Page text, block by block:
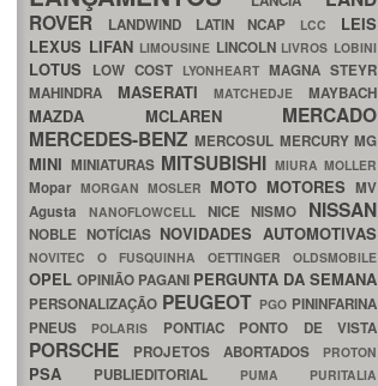
ROVER
LANDWIND LATIN NCAP LCC LEIS
LEXUS LIFAN LIMOUSINE LINCOLN LIVROS LOBINI
LOTUS LOW COST LYONHEART MAGNA STEYR
MAHINDRA MASERATIMATCHEDJEMAYBACH
MAZDA MCLAREN MERCADO
MERCEDES-BENZMERCOSUL MERCURYMG
MINI MINIATURAS MITSUBISHI MIURA MOLLER
Mopar MORGAN MOSLER MOTO MOTORES MV
Agusta NANOFLOWCELL NICENISMO NISSAN
NOBLE NOTÍCIAS NOVIDADES AUTOMOTIVAS
NOVITEC O FUSQUINHA OETTINGER OLDSMOBILE
OPEL OPINIÃO PAGANI PERGUNTA DA SEMANA
PERSONALIZAÇÃO PEUGEOT PGO PININFARINA
PNEUS
POLARIS PONTIAC PONTO DE VISTA
PORSCHE PROJETOS ABORTADOS PROTON
PSA PUBLIEDITORIAL PUMA PURITALIA